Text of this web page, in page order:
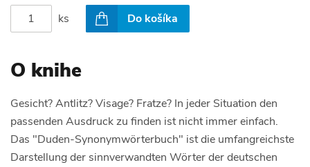
ks Do košíka
O knihe
Gesicht? Antlitz? Visage? Fratze? In jeder Situation den
passenden Ausdruck zu finden ist nicht immer einfach.
Das "Duden-Synonymwörterbuch" ist die umfangreichste
Darstellung der sinnverwandten Wörter der deutschen